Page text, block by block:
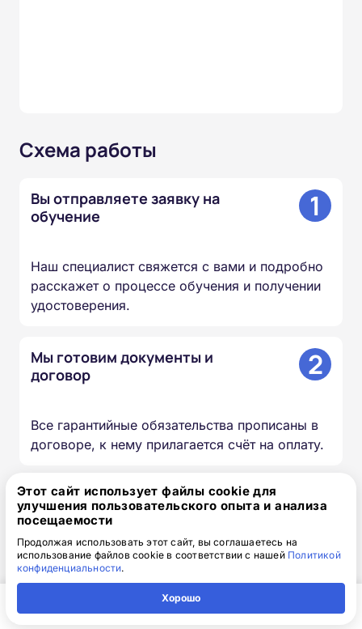
Схема работы
Вы отправляете заявку на
обучение
1
Наш специалист свяжется с вами и подробно
расскажет о процессе обучения и получении
удостоверения.
Мы готовим документы и
договор
2
Все гарантийные обязательства прописаны в
договоре, к нему прилагается счёт на оплату.
Вы получаете доступ к учебным
материалам
3
Доступ к личному кабинету высылается по
электронной почте вместе с логином и
Этот сайт использует файлы cookie для
улучшения пользовательского опыта и анализа
посещаемости
Продолжая использовать этот сайт, вы соглашаетесь на
использование файлов cookie в соответствии с нашей Политикой
конфиденциальности.
Хорошо